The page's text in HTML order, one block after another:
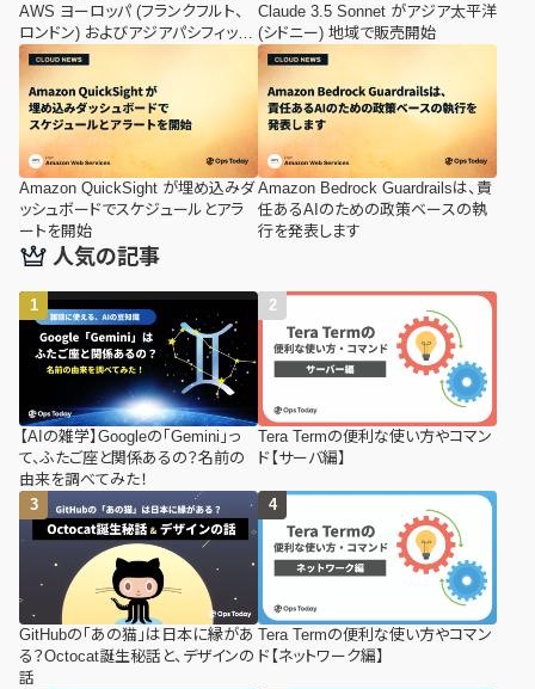
AWS ヨーロッパ (フランクフルト、
ロンドン) およびアジアパシフィック
(東京) リージョンで利用可能になり
ました
Claude 3.5 Sonnet がアジア太平洋
(シドニー) 地域で販売開始
Amazon QuickSight が埋め込みダ
ッシュボードでスケジュールとアラ
ートを開始
Amazon Bedrock Guardrailsは、責
任あるAIのための政策ベースの執
行を発表します
人気の記事
【AIの雑学】Googleの「Gemini」っ
て、ふたご座と関係あるの？名前の
由来を調べてみた！
Tera Termの便利な使い方やコマン
ド【サーバ編】
GitHubの「あの猫」は日本に縁があ
る？Octocat誕生秘話と、デザインの
話
Tera Termの便利な使い方やコマン
ド【ネットワーク編】